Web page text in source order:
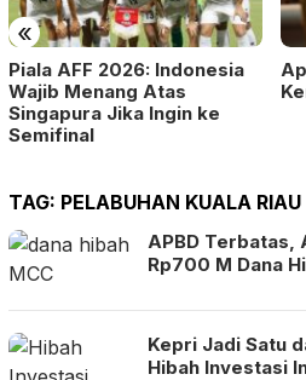
«
Piala AFF 2026: Indonesia
Wajib Menang Atas
Singapura Jika Ingin ke
Semifinal
TAG: PELABUHAN KUALA
APBD Terbatas,
Rp700 M Dana
Kepri Jadi Satu
Hibah Investasi